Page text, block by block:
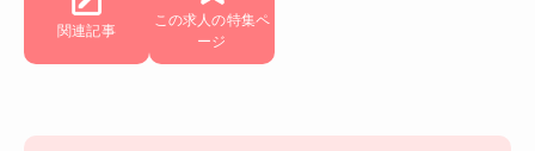
関連記事
この求人の特集ペ
ージ